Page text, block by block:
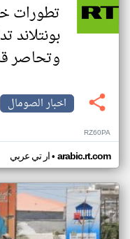
تطورات
بونتلاند
وتحاصر
اخبار الصومال
RZ60PA
ار تي عربي• arabic.rt.com